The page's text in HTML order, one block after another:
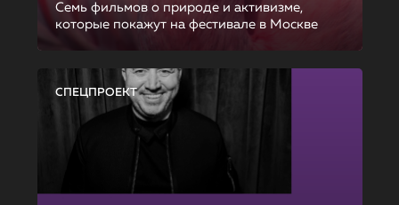
Семь фильмов о природе и активизме,
которые покажут на фестивале в Москве
СПЕЦПРОЕКТ